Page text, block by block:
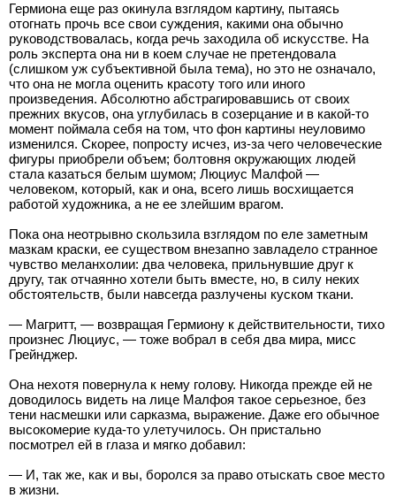
Гермиона еще раз окинула взглядом картину, пытаясь
отогнать прочь все свои суждения, какими она обычно
руководствовалась, когда речь заходила об искусстве. На
роль эксперта она ни в коем случае не претендовала
(слишком уж субъективной была тема), но это не означало,
что она не могла оценить красоту того или иного
произведения. Абсолютно абстрагировавшись от своих
прежних вкусов, она углубилась в созерцание и в какой-то
момент поймала себя на том, что фон картины неуловимо
изменился. Скорее, попросту исчез, из-за чего человеческие
фигуры приобрели объем; болтовня окружающих людей
стала казаться белым шумом; Люциус Малфой —
человеком, который, как и она, всего лишь восхищается
работой художника, а не ее злейшим врагом.
Пока она неотрывно скользила взглядом по еле заметным
мазкам краски, ее существом внезапно завладело странное
чувство меланхолии: два человека, прильнувшие друг к
другу, так отчаянно хотели быть вместе, но, в силу неких
обстоятельств, были навсегда разлучены куском ткани.
— Магритт, — возвращая Гермиону к действительности, тихо
произнес Люциус, — тоже вобрал в себя два мира, мисс
Грейнджер.
Она нехотя повернула к нему голову. Никогда прежде ей не
доводилось видеть на лице Малфоя такое серьезное, без
тени насмешки или сарказма, выражение. Даже его обычное
высокомерие куда-то улетучилось. Он пристально
посмотрел ей в глаза и мягко добавил:
— И, так же, как и вы, боролся за право отыскать свое место
в жизни.